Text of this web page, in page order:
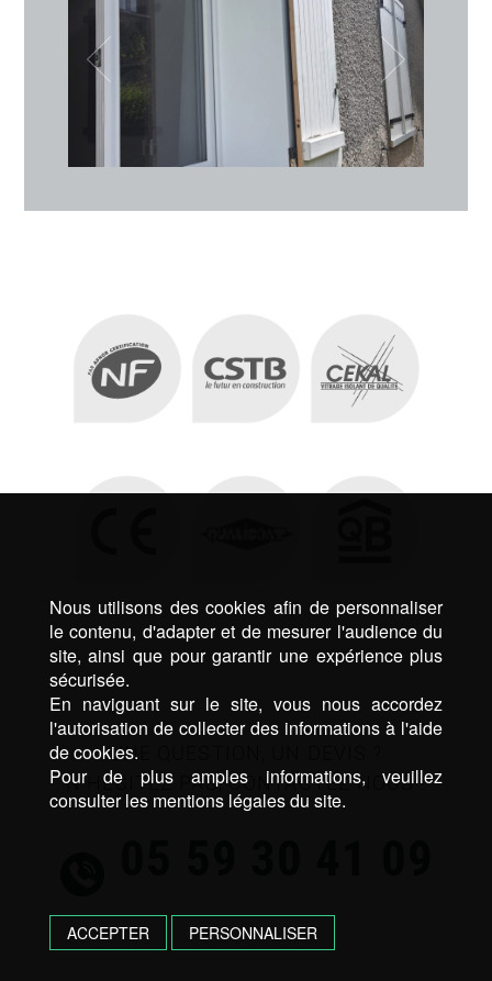
UNE QUESTION, UN DEVIS ?
N’HÉSITEZ PAS, CONTACTEZ NOUS !
Nous utilisons des cookies afin de personnaliser
le contenu, d'adapter et de mesurer l'audience du
site, ainsi que pour garantir une expérience plus
sécurisée.
En naviguant sur le site, vous nous accordez
l'autorisation de collecter des informations à l'aide
de cookies.
Pour de plus amples informations, veuillez
consulter les mentions légales du site.
ACCEPTER PERSONNALISER